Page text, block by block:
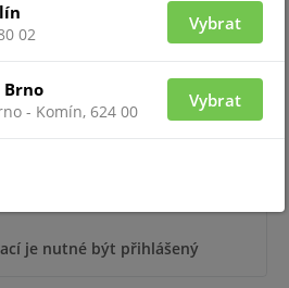
je nutné být přihlášený
02
Vybrat
Brno
- Komín, 624 00
Vybrat